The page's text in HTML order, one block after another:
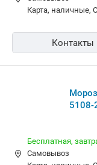
карта,
Контакты
5108-
Бесплатная,
Самовывоз